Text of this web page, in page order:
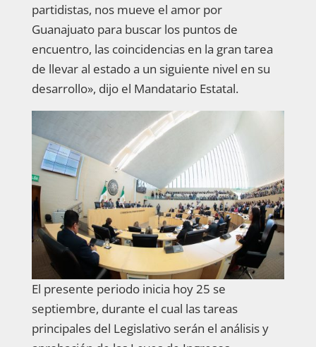
partidistas, nos mueve el amor por
Guanajuato para buscar los puntos de
encuentro, las coincidencias en la gran tarea
de llevar al estado a un siguiente nivel en su
desarrollo», dijo el Mandatario Estatal.
El presente periodo inicia hoy 25 se
septiembre, durante el cual las tareas
principales del Legislativo serán el análisis y